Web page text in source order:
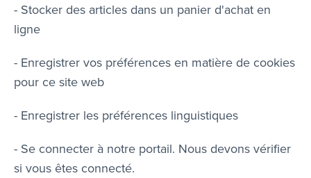
- Stocker des articles dans un panier d'achat en
ligne
- Enregistrer vos préférences en matière de cookies
pour ce site web
- Enregistrer les préférences linguistiques
- Se connecter à notre portail. Nous devons vérifier
si vous êtes connecté.